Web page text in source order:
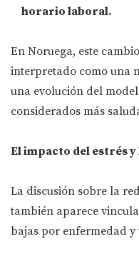
horario laboral.
En Noruega, este
interpretado como una
una evolución del
considerados más
El impacto del estrés
La discusión sobre la
también aparece
bajas por enfermedad y